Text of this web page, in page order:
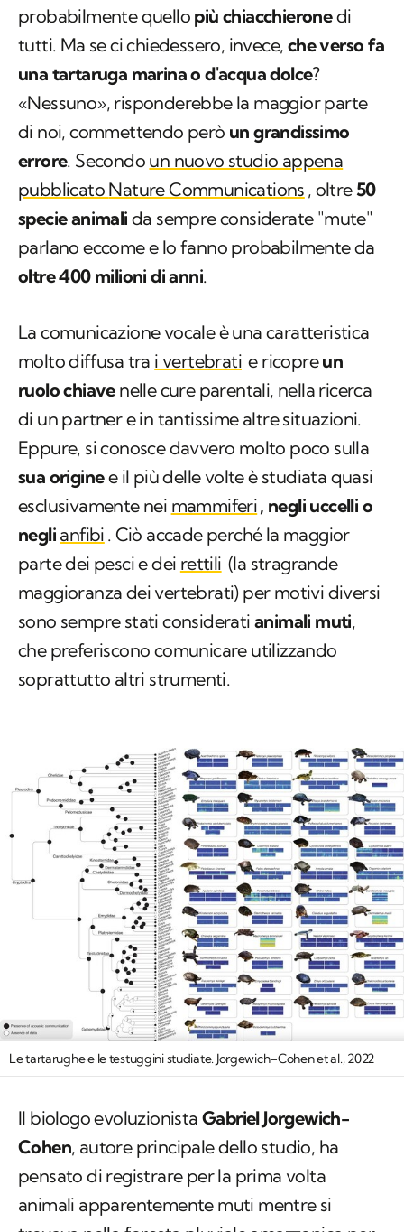
probabilmente quello più chiacchieronedi
tutti. Ma se ci chiedessero, invece, che verso fa
una tartaruga marina o d'acqua dolce?
«Nessuno», risponderebbe la maggior parte
di noi, commettendo però un grandissimo
errore. Secondo un nuovo studio appena
pubblicato Nature Communications , oltre50
specie animali da sempre considerate "mute"
parlano eccome e lo fanno probabilmente da
oltre 400 milioni di anni.
La comunicazione vocale è una caratteristica
molto diffusa tra i vertebrati e ricopreun
ruolo chiavenelle cure parentali, nella ricerca
di un partner e in tantissime altre situazioni.
Eppure, si conosce davvero molto poco sulla
sua originee il più delle volte è studiata quasi
esclusivamente nei mammiferi, negli uccelli o
negli anfibi . Ciò accade perché la maggior
parte dei pesci e dei rettili (la stragrande
maggioranza dei vertebrati) per motivi diversi
sono sempre stati considerati animali muti,
che preferiscono comunicare utilizzando
soprattutto altri strumenti.
Le tartarughe e le testuggini studiate. Jorgewich–Cohen et al., 2022
Il biologo evoluzionista Gabriel Jorgewich-
Cohen, autore principale dello studio, ha
pensato di registrare per la prima volta
animali apparentemente muti mentre si